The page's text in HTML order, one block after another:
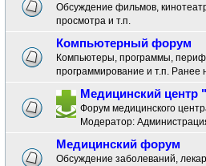
Обсуждение фильмов,
просмотра и т.п.
Компьютерный форум
Компьютеры, программы,
программирование и т.п. Ранее
Медицинский центр
Форум медицинского
Модератор:
Медицинский форум
Обсуждение заболеваний,